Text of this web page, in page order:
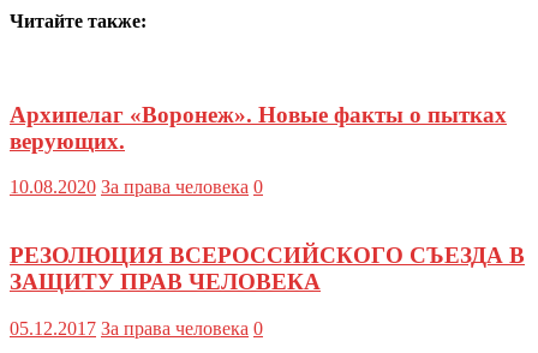
Читайте также:
Архипелаг «Воронеж». Новые факты о пытках
верующих.
10.08.2020 За права человека 0
РЕЗОЛЮЦИЯ ВСЕРОССИЙСКОГО СЪЕЗДА В
ЗАЩИТУ ПРАВ ЧЕЛОВЕКА
05.12.2017 За права человека 0